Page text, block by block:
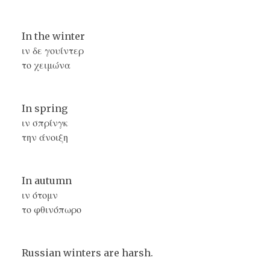
In the winter
ιν δε γουίντερ
το χειμώνα
In spring
ιν σπρίνγκ
την άνοιξη
In autumn
ιν ότομν
το φθινόπωρο
Russian winters are harsh.